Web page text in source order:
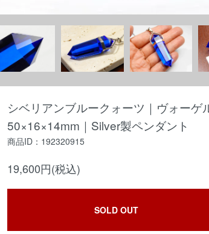
シベリアンブルークォーツ｜ヴォーゲ
50×16×14mm｜Silver製ペンダント
商品ID：192320915
19,600円(税込)
SOLD OUT